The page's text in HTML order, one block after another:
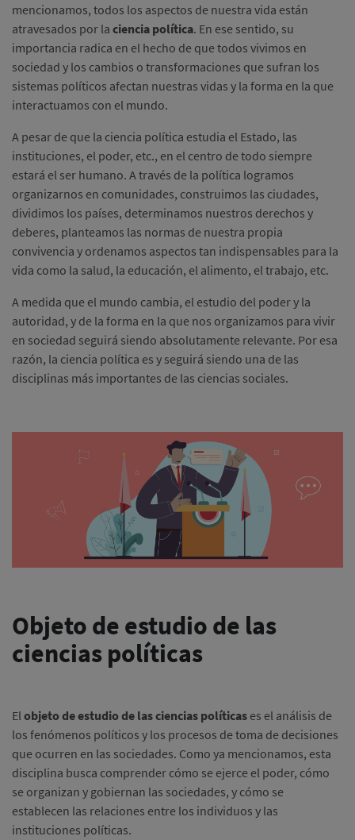
mencionamos, todos los aspectos de nuestra vida están
atravesados por la ciencia política. En ese sentido, su
importancia radica en el hecho de que todos vivimos en
sociedad y los cambios o transformaciones que sufran los
sistemas políticos afectan nuestras vidas y la forma en la que
interactuamos con el mundo.
A pesar de que la ciencia política estudia el Estado, las
instituciones, el poder, etc., en el centro de todo siempre
estará el ser humano. A través de la política logramos
organizarnos en comunidades, construimos las ciudades,
dividimos los países, determinamos nuestros derechos y
deberes, planteamos las normas de nuestra propia
convivencia y ordenamos aspectos tan indispensables para la
vida como la salud, la educación, el alimento, el trabajo, etc.
A medida que el mundo cambia, el estudio del poder y la
autoridad, y de la forma en la que nos organizamos para vivir
en sociedad seguirá siendo absolutamente relevante. Por esa
razón, la ciencia política es y seguirá siendo una de las
disciplinas más importantes de las ciencias sociales.
Objeto de estudio de las
ciencias políticas
Elobjeto de estudio de las ciencias políticas es el análisis de
los fenómenos políticos y los procesos de toma de decisiones
que ocurren en las sociedades. Como ya mencionamos, esta
disciplina busca comprender cómo se ejerce el poder, cómo
se organizan y gobiernan las sociedades, y cómo se
establecen las relaciones entre los individuos y las
instituciones políticas.